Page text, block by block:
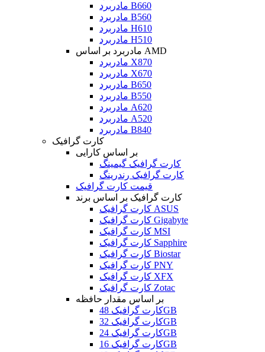
مادربرد B660
مادربرد B560
مادربرد H610
مادربرد H510
مادربرد بر اساس AMD
مادربرد X870
مادربرد X670
مادربرد B650
مادربرد B550
مادربرد A620
مادربرد A520
مادربرد B840
کارت گرافیک
بر اساس کارایی
کارت گرافیک گیمینگ
کارت گرافیک رندرینگ
قیمت کارت گرافیک
کارت گرافیک بر اساس برند
کارت گرافیک ASUS
کارت گرافیک Gigabyte
کارت گرافیک MSI
کارت گرافیک Sapphire
کارت گرافیک Biostar
کارت گرافیک PNY
کارت گرافیک XFX
کارت گرافیک Zotac
بر اساس مقدار حافظه
کارت گرافیک 48GB
کارت گرافیک 32GB
کارت گرافیک 24GB
کارت گرافیک 16GB